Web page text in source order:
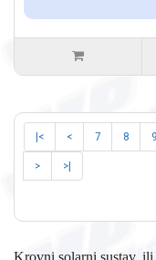
|< < 7 8 9
> >|